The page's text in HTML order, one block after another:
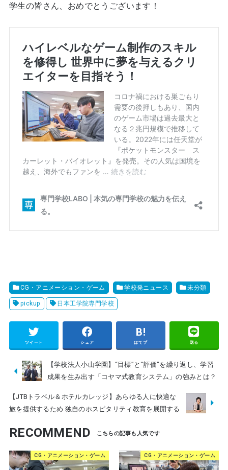
学生の皆さん、おめでとうございます！
CG・アニメーション・ゲーム 学校発ニュース 未分類
pickup 日本工学院専門学校
ツイート シェア はてブ 送る
【学校法人小山学園】“目標”と“評価”を繰り返し、学習
成果を生み出す「コヤマ式教育システム」の強みとは？
【JTBトラベル＆ホテルカレッジ】あらゆる人に快適な
旅を提供するため 独自のホスピタリティ教育を展開する
RECOMMEND
CG・アニメーション・ゲーム CG・アニメーション・ゲーム